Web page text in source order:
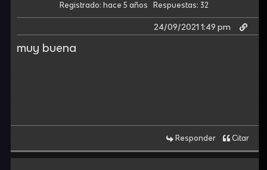
Registrado: hace 5 años Respuestas: 32
24/09/2021 1:49 pm
muy buena
Responder Citar